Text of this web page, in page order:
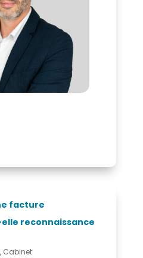
facture
reconnaissance
, Cabinet